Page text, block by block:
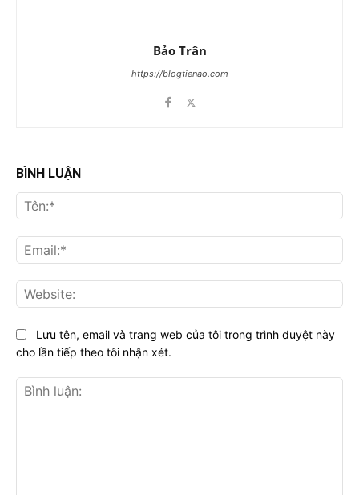
Bảo Trân
https://blogtienao.com
BÌNH LUẬN
Lưu tên, email và trang web của tôi trong trình duyệt này
cho lần tiếp theo tôi nhận xét.